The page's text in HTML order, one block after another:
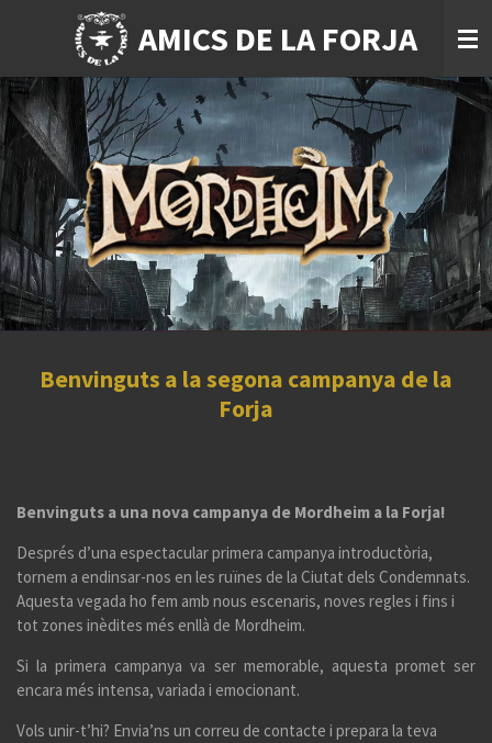
principal
AMICS DE LA FORJA
Benvinguts a la segona campanya de la
Forja
Benvinguts a una nova campanya de Mordheim a la Forja!
Després d’una espectacular primera campanya introductòria,
tornem a endinsar-nos en les ruïnes de la Ciutat dels Condemnats.
Aquesta vegada ho fem amb nous escenaris, noves regles i fins i
tot zones inèdites més enllà de Mordheim.
Si la primera campanya va ser memorable, aquesta promet ser
encara més intensa, variada i emocionant.
Vols unir-t’hi? Envia’ns un correu de contacte i prepara la teva